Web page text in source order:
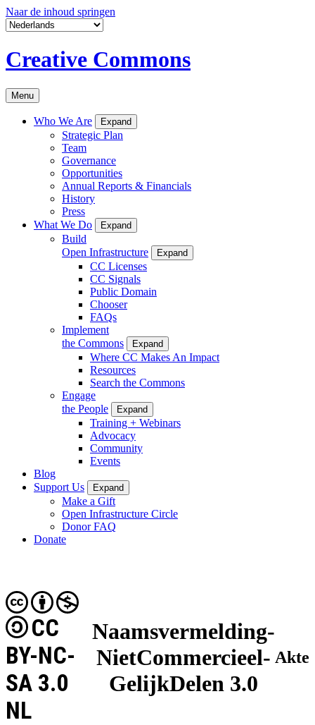
Naar de inhoud springen
Creative Commons
Menu
Who We Are Expand
Strategic Plan
Team
Governance
Opportunities
Annual Reports & Financials
History
Press
What We Do
Expand
Build
Open Infrastructure
Expand
CC Licenses
CC Signals
Public Domain
Chooser
FAQs
Implement
the Commons
Expand
Where CC Makes An Impact
Resources
Search the Commons
Engage
the People
Expand
Training + Webinars
Advocacy
Community
Events
Blog
Support Us
Expand
Make a Gift
Open Infrastructure Circle
Donor FAQ
Donate
Naamsvermelding-
NietCommercieel-
GelijkDelen 3.0
CC
BY-NC-
SA 3.0
NL
Akte